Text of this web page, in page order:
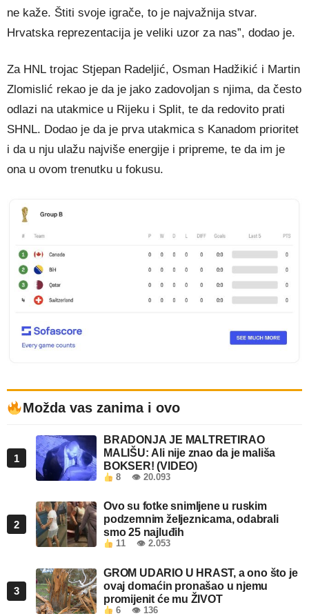
ne kaže. Štiti svoje igrače, to je najvažnija stvar.
Hrvatska reprezentacija je veliki uzor za nas”, dodao je.
Za HNL trojac Stjepan Radeljić, Osman Hadžikić i Martin
Zlomislić rekao je da je jako zadovoljan s njima, da često
odlazi na utakmice u Rijeku i Split, te da redovito prati
SHNL. Dodao je da je prva utakmica s Kanadom prioritet
i da u nju ulažu najviše energije i pripreme, te da im je
ona u ovom trenutku u fokusu.
Možda vas zanima i ovo
1
BRADONJA JE MALTRETIRAO
MALIŠU: Ali nije znao da je mališa
BOKSER! (VIDEO)
8 👁 20.093
2
Ovo su fotke snimljene u ruskim
podzemnim željeznicama, odabrali
smo 25 najluđih
11 👁 2.053
3
GROM UDARIO U HRAST, a ono što je
ovaj domaćin pronašao u njemu
promijenit će mu ŽIVOT
6 👁 136